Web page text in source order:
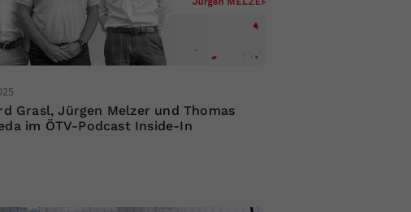
Grasl, Jürgen Melzer und Thomas
im ÖTV-Podcast Inside-In